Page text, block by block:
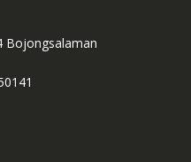
Bojongsalaman